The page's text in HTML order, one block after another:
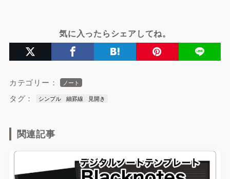
気に入ったらシェアしてね。
カテゴリー： ノート
タグ： シンプル 細罫線 見開き
関連記事